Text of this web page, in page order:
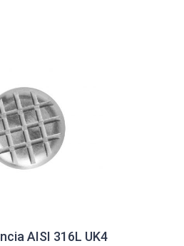
AISI 316L UK4